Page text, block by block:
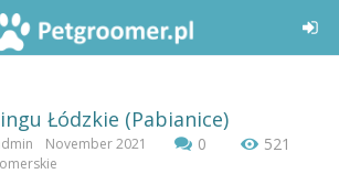
Łódzkie (Pabianice)
521
0
November 2021